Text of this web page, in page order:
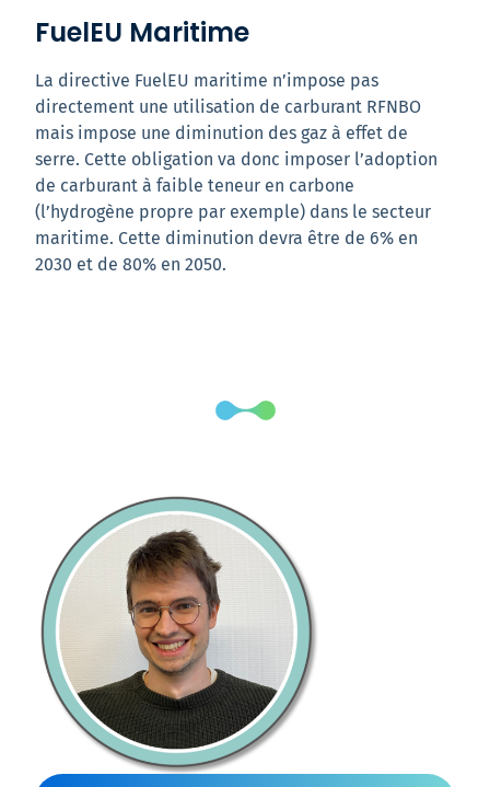
FuelEU Maritime
La directive FuelEU maritime n’impose pas
directement une utilisation de carburant RFNBO
mais impose une diminution des gaz à effet de
serre. Cette obligation va donc imposer l’adoption
de carburant à faible teneur en carbone
(l’hydrogène propre par exemple) dans le secteur
maritime. Cette diminution devra être de 6% en
2030 et de 80% en 2050.